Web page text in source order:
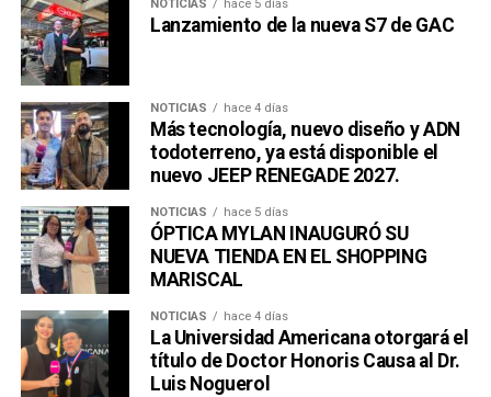
NOTICIAS hace 5 días
Lanzamiento de la nueva S7 de GAC
NOTICIAS hace 4 días
Más tecnología, nuevo diseño y ADN
todoterreno, ya está disponible el
nuevo JEEP RENEGADE 2027.
NOTICIAS hace 5 días
ÓPTICA MYLAN INAUGURÓ SU
NUEVA TIENDA EN EL SHOPPING
MARISCAL
NOTICIAS hace 4 días
La Universidad Americana otorgará el
título de Doctor Honoris Causa al Dr.
Luis Noguerol